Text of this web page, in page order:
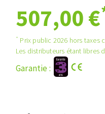
Disques à lamelles
Disque intissé
Disques fibre
507,00 €
* Prix public 2026 hors taxes
Les distributeurs étant libres
Garantie :